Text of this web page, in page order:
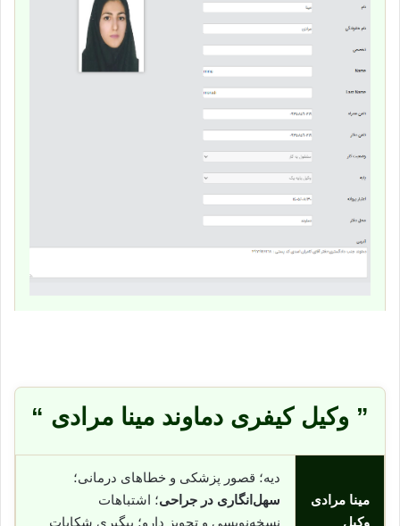
” وکیل کیفری دماوند مینا مرادی “
مینا مرادی
وکیل
دیه؛ قصور پزشکی و خطاهای درمانی؛
سهل‌انگاری در جراحی؛ اشتباهات
نسخه‌نویسی و تجویز دارو؛ پیگیری شکایات